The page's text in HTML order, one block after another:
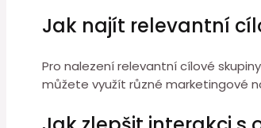
Jak najít relevantní
Pro nalezení relevantní cílové
můžete využít různé marketingové